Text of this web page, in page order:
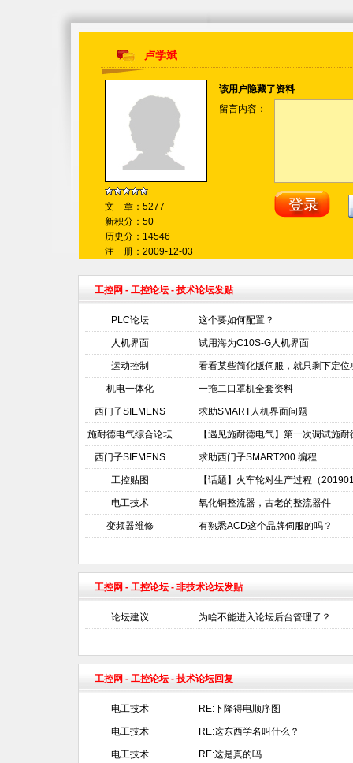
卢学斌
文 章：5277
新积分：50
历史分：14546
注 册：2009-12-03
该用户隐藏了资料
留言内容：
工控网 - 工控论坛- 技术论坛发贴
PLC论坛 这个要如何配置？
人机界面 试用海为C10S-G人机界面
运动控制 看看某些简化版伺服，就只剩下定位
机电一体化 一拖二口罩机全套资料
西门子SIEMENS 求助SMART人机界面问题
施耐德电气综合论坛 【遇见施耐德电气】第一次调试施
西门子SIEMENS 求助西门子SMART200 编程
工控贴图 【话题】火车轮对生产过程（
电工技术 氧化铜整流器，古老的整流器件
变频器维修 有熟悉ACD这个品牌伺服的吗？
工控网 - 工控论坛- 非技术论坛发贴
论坛建议 为啥不能进入论坛后台管理了？
工控网 - 工控论坛- 技术论坛回复
电工技术 RE:下降得电顺序图
电工技术 RE:这东西学名叫什么？
电工技术 RE:这是真的吗